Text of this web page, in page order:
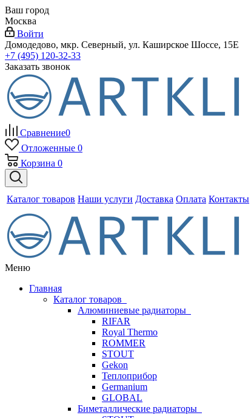
Ваш город
Москва
Войти
Домодедово, мкр. Северный, ул. Каширское Шоссе, 15Е
+7 (495) 120-32-33
Заказать звонок
Сравнение0
Отложенные 0
Корзина 0
Каталог товаров Наши услуги Доставка Оплата Контакты
Меню
Главная
Каталог товаров
Алюминиевые радиаторы
RIFAR
Royal Thermo
ROMMER
STOUT
Gekon
Теплоприбор
Germanium
GLOBAL
Биметаллические радиаторы